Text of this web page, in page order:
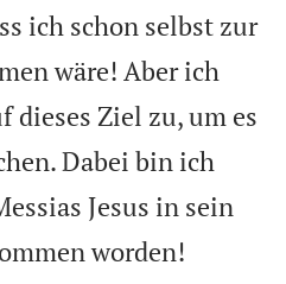
ich schon selbst zur
wäre! Aber ich
dieses Ziel zu, um es
Dabei bin ich
Jesus in sein
worden!